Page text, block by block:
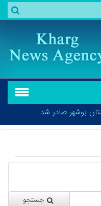
بوشهر صادر شد
جستجو